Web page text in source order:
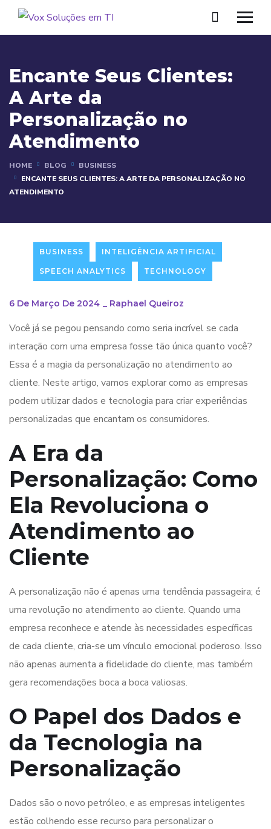
Encante Seus Clientes:
A Arte da
Personalização no
Atendimento
HOME BLOG
BUSINESS
ENCANTE SEUS CLIENTES: A ARTE DA PERSONALIZAÇÃO NO
ATENDIMENTO
BUSINESS INTELIGÊNCIA ARTIFICIAL
SPEECH ANALYTICS TECHNOLOGY
6 De Março De 2024 _ Raphael Queiroz
Você já se pegou pensando como seria incrível se cada
interação com uma empresa fosse tão única quanto você?
Essa é a magia da personalização no atendimento ao
cliente. Neste artigo, vamos explorar como as empresas
podem utilizar dados e tecnologia para criar experiências
personalizadas que encantam os consumidores.
A Era da
Personalização: Como
Ela Revoluciona o
Atendimento ao
Cliente
A personalização não é apenas uma tendência passageira; é
uma revolução no atendimento ao cliente. Quando uma
empresa reconhece e atende às necessidades específicas
de cada cliente, cria-se um vínculo emocional poderoso. Isso
não apenas aumenta a fidelidade do cliente, mas também
gera recomendações boca a boca valiosas.
O Papel dos Dados e
da Tecnologia na
Personalização
Dados são o novo petróleo, e as empresas inteligentes
estão colhendo esse recurso para personalizar o